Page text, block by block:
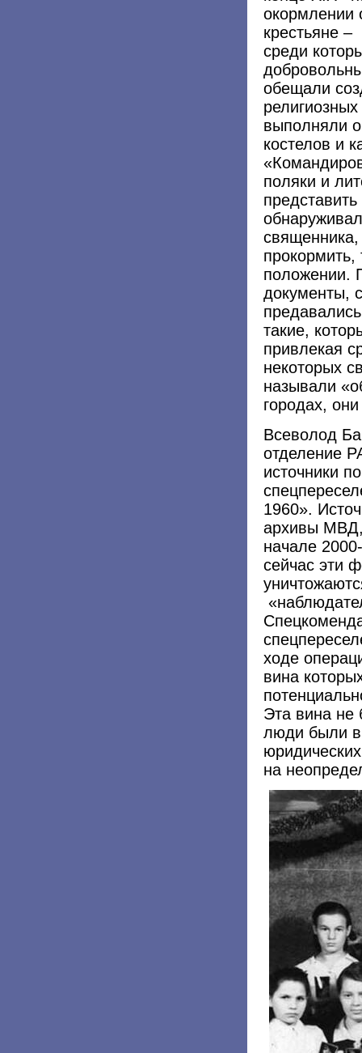
окормлении
крестьяне
среди
обещали
выполняли
костелов и
поляки и
священника,
прокормить,
положении.
документы,
такие,
привлекая
некоторых
называли
городах,
Всеволод
отделение
источники
1960».
архивы МВД,
начале
сейчас эти
ходе
вина
Эта вина не
люди были
на